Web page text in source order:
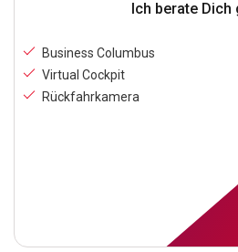
Ich berate Dich
Business Columbus
Virtual Cockpit
Rückfahrkamera